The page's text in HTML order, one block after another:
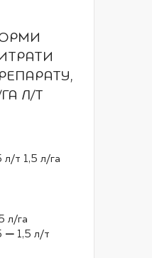
Л/Т
л/т 1,5 л/га
л/га
— 1,5 л/т